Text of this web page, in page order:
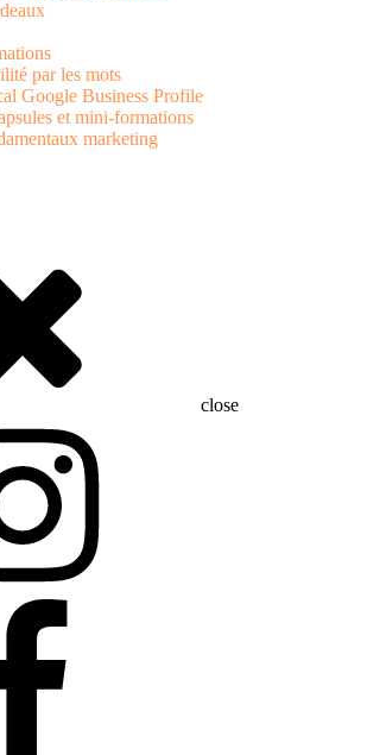
par les mots
Google Business Profile
et mini-formations
marketing
close